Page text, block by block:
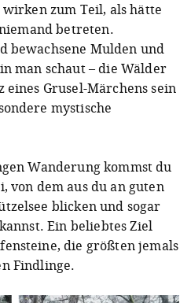
zum Teil, als hätte
betreten.
bewachsene Mulden und
man schaut – die Wälder
eines Grusel-Märchens sein
mystische
Wanderung kommst du
von dem aus du an guten
blicken und sogar
Ein beliebtes Ziel
die größten jemals
Findlinge.